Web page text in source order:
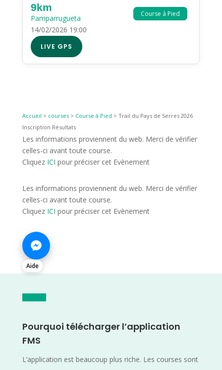
Course à Pied
9km
Pamparrugueta
14/02/2026 19:00
LIVE GPS
Accueil > courses> Course à Pied > Trail du Pays de Serres 2026
Inscription Résultats
Les informations proviennent du web. Merci de vérifier
celles-ci avant toute course.
Cliquez ICI pour préciser cet Evènement
Les informations proviennent du web. Merci de vérifier
celles-ci avant toute course.
Cliquez ICI pour préciser cet Evènement
Aide
Pourquoi télécharger l’application
FMS
L’application est beaucoup plus riche. Les courses sont